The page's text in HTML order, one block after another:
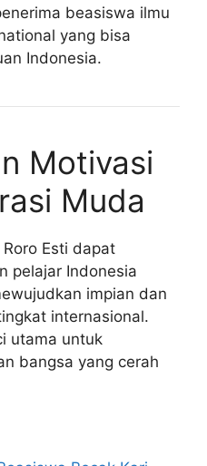
beasiswa ilmu
yang bisa
Indonesia.
Motivasi
Muda
Esti dapat
pelajar Indonesia
impian dan
internasional.
utama untuk
bangsa yang cerah